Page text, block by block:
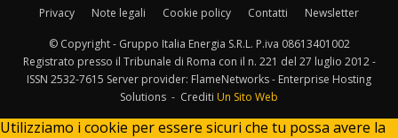
Privacy Note legali Cookie policy Contatti Newsletter
© Copyright - Gruppo Italia Energia S.R.L. P.iva 08613401002
Registrato presso il Tribunale di Roma con il n. 221 del 27 luglio 2012 -
ISSN 2532-7615 Server provider: FlameNetworks - Enterprise Hosting
Solutions - Crediti Un Sito Web
Utilizziamo i cookie per essere sicuri che tu possa avere la